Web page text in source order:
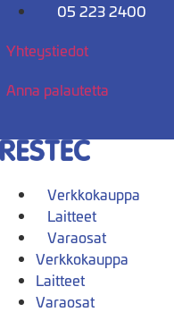
Mene
05 223 2400
Yhteystiedot
Anna palautetta
Verkkokauppa
Laitteet
Varaosat
Verkkokauppa
Laitteet
Varaosat